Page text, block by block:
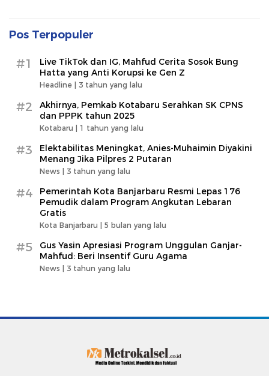
Pos Terpopuler
#1
Live TikTok dan IG, Mahfud Cerita Sosok Bung
Hatta yang Anti Korupsi ke Gen Z
Headline | 3 tahun yang lalu
#2
Akhirnya, Pemkab Kotabaru Serahkan SK CPNS
dan PPPK tahun 2025
Kotabaru | 1 tahun yang lalu
#3
Elektabilitas Meningkat, Anies-Muhaimin Diyakini
Menang Jika Pilpres 2 Putaran
News | 3 tahun yang lalu
#4
Pemerintah Kota Banjarbaru Resmi Lepas 176
Pemudik dalam Program Angkutan Lebaran
Gratis
Kota Banjarbaru | 5 bulan yang lalu
#5
Gus Yasin Apresiasi Program Unggulan Ganjar-
Mahfud: Beri Insentif Guru Agama
News | 3 tahun yang lalu